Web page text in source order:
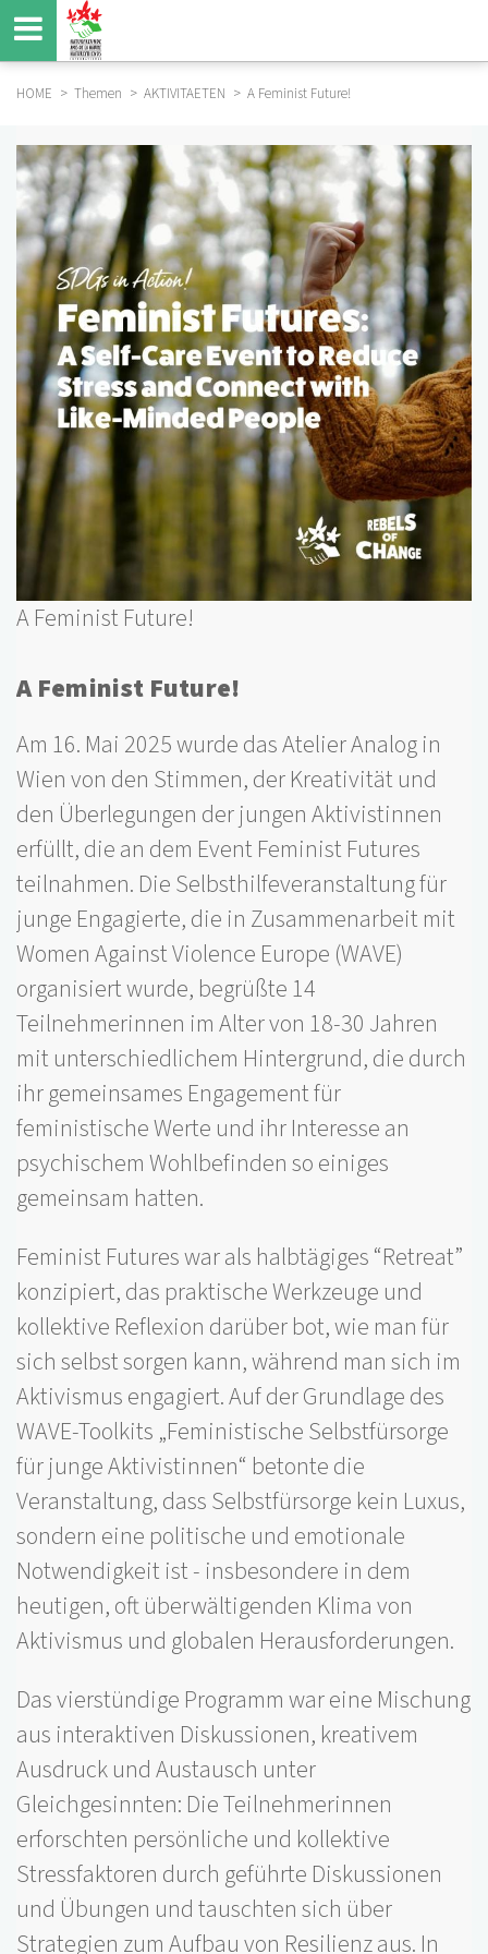
Direkt
zum
Inhalt
HOME Themen AKTIVITAETEN A Feminist Future!
A Feminist Future!
A Feminist Future!
Am 16. Mai 2025 wurde das Atelier Analog in
Wien von den Stimmen, der Kreativität und
den Überlegungen der jungen Aktivistinnen
erfüllt, die an dem Event Feminist Futures
teilnahmen. Die Selbsthilfeveranstaltung für
junge Engagierte, die in Zusammenarbeit mit
Women Against Violence Europe (WAVE)
organisiert wurde, begrüßte 14
Teilnehmerinnen im Alter von 18-30 Jahren
mit unterschiedlichem Hintergrund, die durch
ihr gemeinsames Engagement für
feministische Werte und ihr Interesse an
psychischem Wohlbefinden so einiges
gemeinsam hatten.
Feminist Futures war als halbtägiges “Retreat”
konzipiert, das praktische Werkzeuge und
kollektive Reflexion darüber bot, wie man für
sich selbst sorgen kann, während man sich im
Aktivismus engagiert. Auf der Grundlage des
WAVE-Toolkits „Feministische Selbstfürsorge
für junge Aktivistinnen“ betonte die
Veranstaltung, dass Selbstfürsorge kein Luxus,
sondern eine politische und emotionale
Notwendigkeit ist - insbesondere in dem
heutigen, oft überwältigenden Klima von
Aktivismus und globalen Herausforderungen.
Das vierstündige Programm war eine Mischung
aus interaktiven Diskussionen, kreativem
Ausdruck und Austausch unter
Gleichgesinnten: Die Teilnehmerinnen
erforschten persönliche und kollektive
Stressfaktoren durch geführte Diskussionen
und Übungen und tauschten sich über
Strategien zum Aufbau von Resilienz aus. In